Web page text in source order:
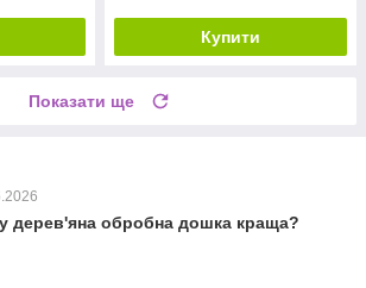
Купити
Показати ще
дерев'яна обробна дошка краща?